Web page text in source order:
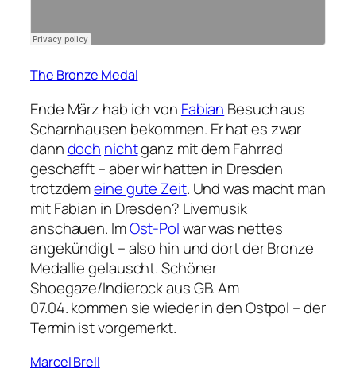
The Bronze Medal
Ende März hab ich von Fabian Besuch aus
Scharnhausen bekommen. Er hat es zwar
danndoch nichtganz mit dem Fahrrad
geschafft – aber wir hatten in Dresden
trotzdemeine gute Zeit. Und was macht man
mit Fabian in Dresden? Livemusik
anschauen. ImOst-Polwar was nettes
angekündigt – also hin und dort der Bronze
Medallie gelauscht. Schöner
Shoegaze/Indierock aus GB. Am
07.04. kommen sie wieder in den Ostpol – der
Termin ist vorgemerkt.
Marcel Brell